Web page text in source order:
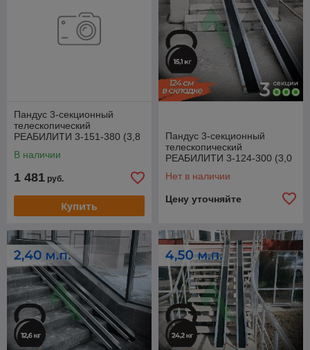
Пандус 3-секционный
телескопический
РЕАБИЛИТИ 3-151-380 (3,8
В наличии
1 481 руб.
Купить
Пандус 3-секционный
телескопический
РЕАБИЛИТИ 3-124-300 (3,0
Нет в наличии
Цену уточняйте